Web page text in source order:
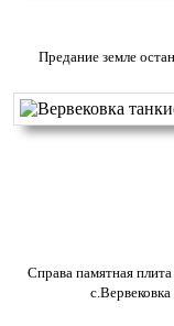
Предание земле
Справа памятная